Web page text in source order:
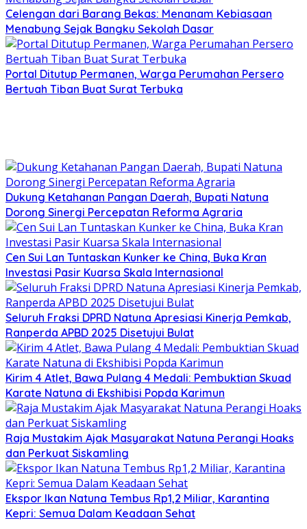
Celengan dari Barang Bekas: Menanam Kebiasaan
Menabung Sejak Bangku Sekolah Dasar
Portal Ditutup Permanen, Warga Perumahan Persero
Bertuah Tiban Buat Surat Terbuka
Dukung Ketahanan Pangan Daerah, Bupati Natuna
Dorong Sinergi Percepatan Reforma Agraria
Cen Sui Lan Tuntaskan Kunker ke China, Buka Kran
Investasi Pasir Kuarsa Skala Internasional
Seluruh Fraksi DPRD Natuna Apresiasi Kinerja Pemkab,
Ranperda APBD 2025 Disetujui Bulat
Kirim 4 Atlet, Bawa Pulang 4 Medali: Pembuktian Skuad
Karate Natuna di Ekshibisi Popda Karimun
Raja Mustakim Ajak Masyarakat Natuna Perangi Hoaks
dan Perkuat Siskamling
Ekspor Ikan Natuna Tembus Rp1,2 Miliar, Karantina
Kepri: Semua Dalam Keadaan Sehat